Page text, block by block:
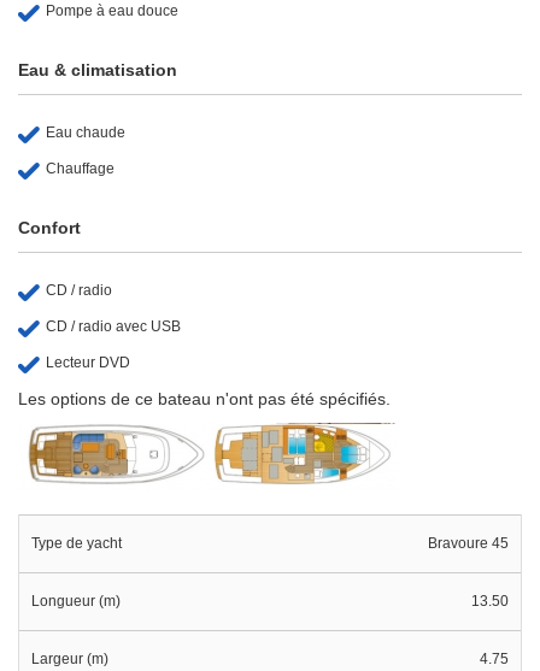
Pompe à eau douce
Eau & climatisation
Eau chaude
Chauffage
Confort
CD / radio
CD / radio avec USB
Lecteur DVD
Les options de ce bateau n'ont pas été spécifiés.
Type de yacht Bravoure 45
Longueur (m) 13.50
Largeur (m) 4.75